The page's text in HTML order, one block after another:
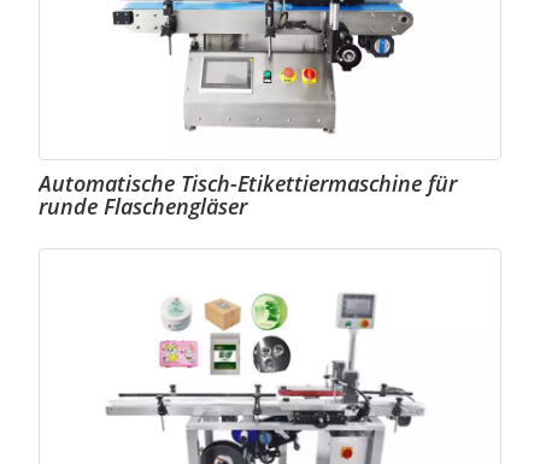
Automatische Tisch-Etikettiermaschine für
runde Flaschengläser